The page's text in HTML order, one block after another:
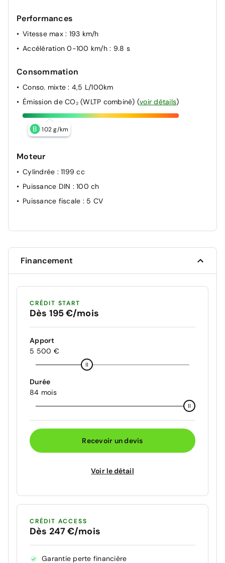
Performances
Vitesse max : 193 km/h
Accélération 0-100 km/h : 9.8 s
Consommation
Conso. mixte: 4,5 L/100km
Émission de CO₂ (WLTP combiné) (voir détails)
B 102 g/km
Moteur
Cylindrée : 1199 cc
Puissance DIN : 100 ch
Puissance fiscale : 5 CV
Financement
CRÉDIT START
Dès 195 €/mois
Apport
5 500 €
Durée
84 mois
Recevoir un devis
Voir le détail
CRÉDIT ACCESS
Dès 247 €/mois
Garantie perte financière